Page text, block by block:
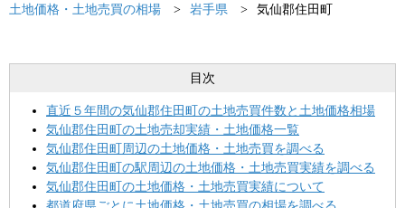
土地価格・土地売買の相場 岩手県 気仙郡住田町
目次
直近５年間の気仙郡住田町の土地売買件数と土地価格相場
気仙郡住田町の土地売却実績・土地価格一覧
気仙郡住田町周辺の土地価格・土地売買を調べる
気仙郡住田町の駅周辺の土地価格・土地売買実績を調べる
気仙郡住田町の土地価格・土地売買実績について